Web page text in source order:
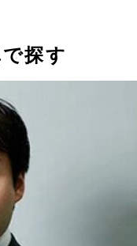
探す